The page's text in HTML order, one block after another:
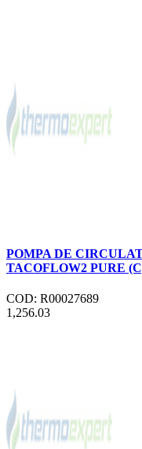
POMPA DE
TACOFLOW2 PURE
COD: R00027689
1,256.03